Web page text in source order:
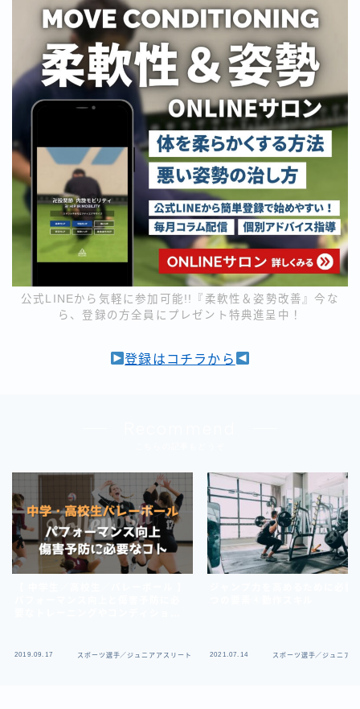
公式LINEから気軽に参加可能!!『柔軟性＆姿勢改善』今な
ら、登録の方全員にプレゼント特典進呈中！
登録はコチラから
2019.09.17 スポーツ選手／ジュニアアスリート 2021.07.14 スポーツ選手／ジュニアア